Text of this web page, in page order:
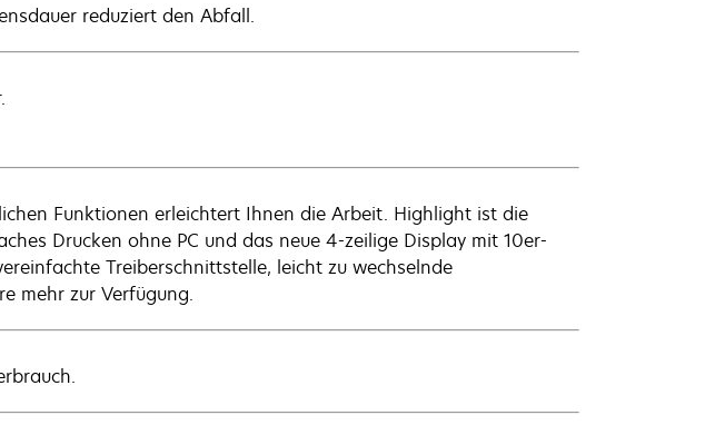
reduziert den Abfall.
Funktionen erleichtert Ihnen die Arbeit. Highlight ist die
Drucken ohne PC und das neue 4-zeilige Display mit 10er-
Treiberschnittstelle, leicht zu wechselnde
mehr zur Verfügung.